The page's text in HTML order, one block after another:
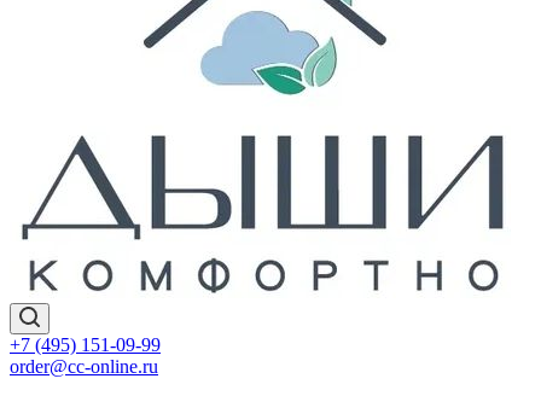
+7 (495) 151-09-99
order@cc-online.ru